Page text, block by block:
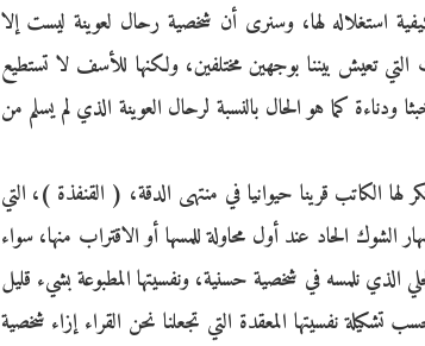
استغلاله لها، وسنرى أن شخصية رحال لعوينة ليست إلا
تعيش بيننا بوجهين مختلفين، ولكنها للأسف لا تستطيع
كما هو الحال بالنسبة لرحال العوينة الذي لم يسلم من
الكاتب قرينا حيوانيا في منتهى الدقة، ( القنفذة )، التي
الشوك الحاد عند أول محاولة للمسها أو الاقتراب منها، سواء
الذي نلمسه في شخصية حسنية، ونفسيتها المطبوعة بشيء قليل
نفسيتها المعقدة التي تجعلنا نحن القراء إزاء شخصية